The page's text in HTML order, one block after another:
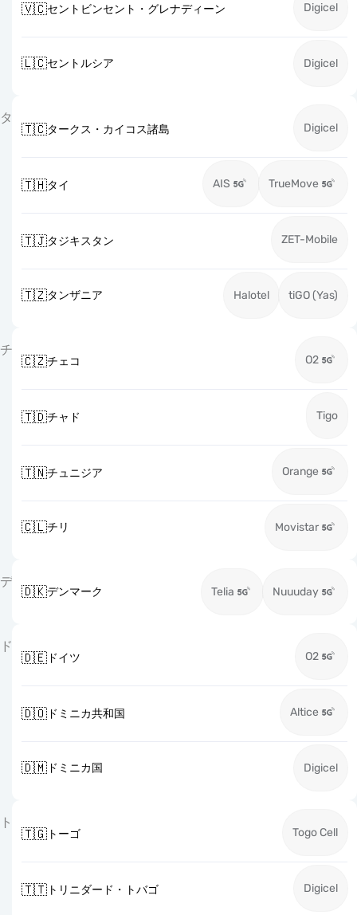
🇻🇨セントビンセント・グレナディーン Digicel
🇱🇨セントルシア Digicel
タ
🇹🇨タークス・カイコス諸島 Digicel
🇹🇭タイ AIS TrueMove
🇹🇯タジキスタン ZET-Mobile
🇹🇿タンザニア Halotel tiGO (Yas)
チ
🇨🇿チェコ O2
🇹🇩チャド Tigo
🇹🇳チュニジア Orange
🇨🇱チリ Movistar
デ
🇩🇰デンマーク Telia Nuuuday
ド
🇩🇪ドイツ O2
🇩🇴ドミニカ共和国 Altice
🇩🇲ドミニカ国 Digicel
ト
🇹🇬トーゴ Togo Cell
🇹🇹トリニダード・トバゴ Digicel